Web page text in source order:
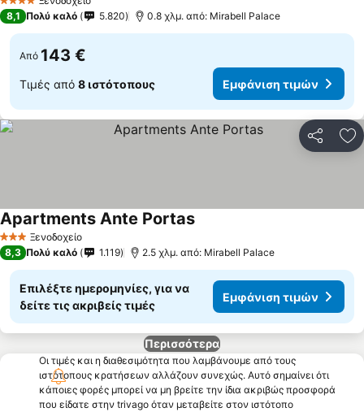
4 Αστέρια
8,1 Πολύ καλό 5.820 0.8 χλμ. από: Mirabell Palace
Από 143 €
Τιμές από 8 ιστότοπους Εμφάνιση τιμών
3 ΑστέριαΞενοδοχείο
Apartments Ante PortasΕμφάνιση τιμών
8,3 Πολύ καλό 1.119 2.5 χλμ. από: Mirabell Palace
Επιλέξτε ημερομηνίες, για να
δείτε τις ακριβείς τιμές
Εμφάνιση τιμών
Περισσότερα
Οι τιμές και η διαθεσιμότητα που λαμβάνουμε από τους
ιστότοπους κρατήσεων αλλάζουν συνεχώς. Αυτό σημαίνει ότι
κάποιες φορές μπορεί να μη βρείτε την ίδια ακριβώς προσφορά
που είδατε στην trivago όταν μεταβείτε στον ιστότοπο